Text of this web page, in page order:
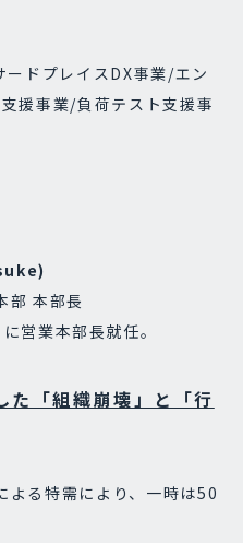
ドプレイスDX事業/エン
援事業/負荷テスト支援事
部 本部長
営業本部長就任。
た「組織崩壊」と「行
よる特需により、一時は50